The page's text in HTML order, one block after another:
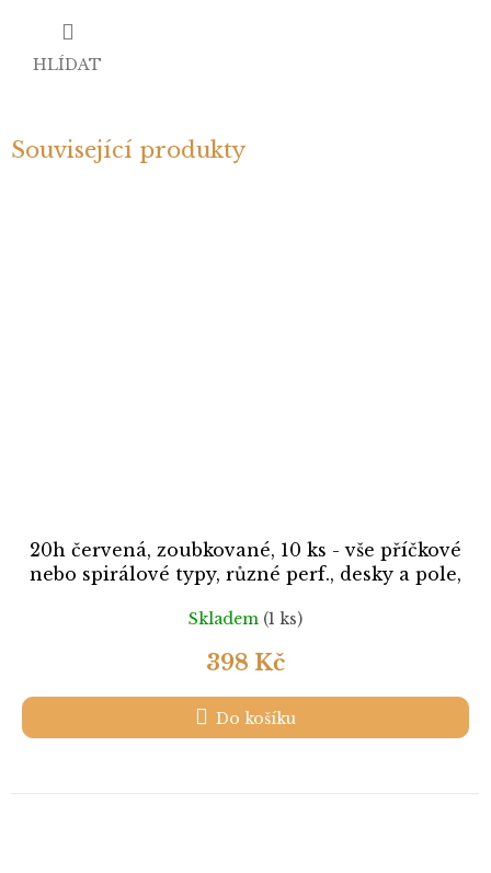
HLÍDAT
Související produkty
20h červená, zoubkované, 10 ks - vše příčkové
nebo spirálové typy, různé perf., desky a pole,
Skladem (1 ks)
398 Kč
Do košíku